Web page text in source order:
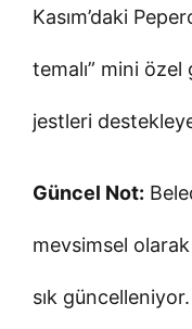
Kasım’daki
temalı” mini
jestleri
Güncel Not:
mevsimsel
sık